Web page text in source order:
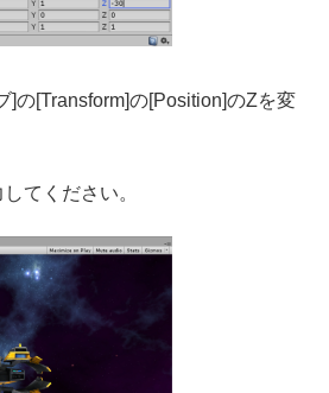
]の[Transform]の[Position]のZを変
てください。